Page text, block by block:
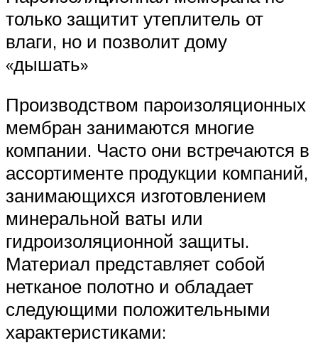
только защитит утеплитель от
влаги, но и позволит дому
«дышать»
Производством пароизоляционных
мембран занимаются многие
компании. Часто они встречаются в
ассортименте продукции компаний,
занимающихся изготовлением
минеральной ваты или
гидроизоляционной защиты.
Материал представляет собой
нетканое полотно и обладает
следующими положительными
характеристиками: